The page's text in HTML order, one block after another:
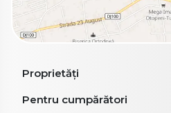
Proprietăți
Pentru cumpărători